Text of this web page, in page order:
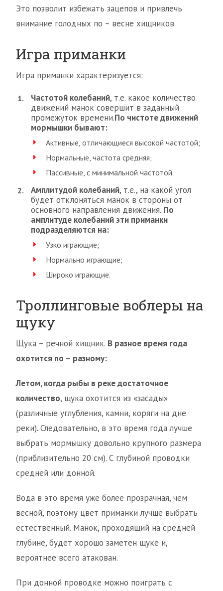
Это позволит избежать зацепов и привлечь
внимание голодных по – весне хищников.
Игра приманки
Игра приманки характеризуется:
Частотой колебаний, т.е. какое количество
движений манок совершит в заданный
промежуток времени.По чистоте движений
мормышки бывают:
Активные, отличающиеся высокой частотой;
Нормальные, частота средняя;
Пассивные, с минимальной частотой.
Амплитудой колебаний, т.е., на какой угол
будет отклоняться манок в стороны от
основного направления движения. По
амплитуде колебаний эти приманки
подразделяются на:
Узко играющие;
Нормально играющие;
Широко играющие.
Троллинговые воблеры на
щуку
Щука – речной хищник. В разное время года
охотится по – разному:
Летом, когда рыбы в реке достаточное
количество, щука охотится из «засады»
(различные углубления, камни, коряги на дне
реки). Следовательно, в это время года лучше
выбрать мормышку довольно крупного размера
(приблизительно 20 см). С глубиной проводки
средней или донной.
Вода в это время уже более прозрачная, чем
весной, поэтому цвет приманки лучше выбрать
естественный. Манок, проходящий на средней
глубине, будет хорошо заметен щуке и,
вероятнее всего атакован.
При донной проводке можно поиграть с